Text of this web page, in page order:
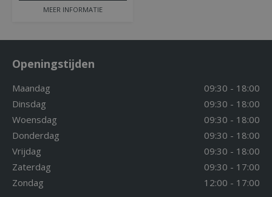
MEER INFORMATIE
Openingstijden
Maandag
09:30 - 18:00
Dinsdag
09:30 - 18:00
Woensdag
09:30 - 18:00
Donderdag
09:30 - 18:00
Vrijdag
09:30 - 18:00
Zaterdag
09:30 - 17:00
Zondag
12:00 - 17:00